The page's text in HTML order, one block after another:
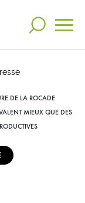
DE LA ROCADE
MIEUX QUE DES